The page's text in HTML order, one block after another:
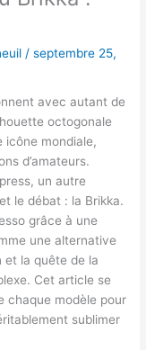
/septembre 25,
avec autant de
octogonale
icône mondiale,
d’amateurs.
un autre
le débat : la Brikka.
grâce à une
une alternative
et la quête de la
Cet article se
chaque modèle pour
sublimer